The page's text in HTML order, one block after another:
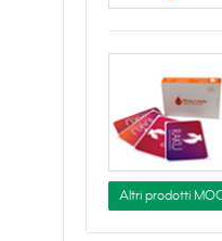
Altri prodotti